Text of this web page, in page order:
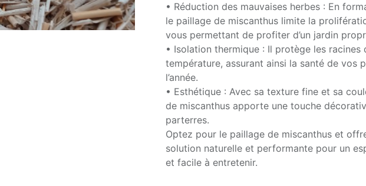
• Réduction des mauvaises herbes : En
le paillage de miscanthus limite la
vous permettant de profiter d’un jardin
• Isolation thermique : Il protège les racines
température, assurant ainsi la santé de vos
l’année.
• Esthétique : Avec sa texture fine et sa
de miscanthus apporte une touche
parterres.
Optez pour le paillage de miscanthus et
solution naturelle et performante pour un
et facile à entretenir.